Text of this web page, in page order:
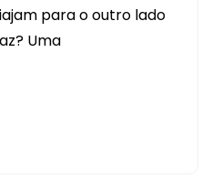
PARA
para o outro lado
Uma